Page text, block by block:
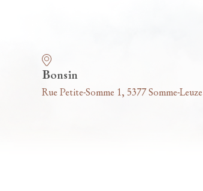
Bonsin
Rue Petite-Somme 1, 5377 Somme-Leuze